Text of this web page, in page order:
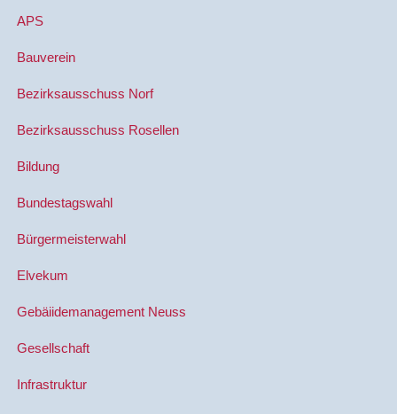
APS
Bauverein
Bezirksausschuss Norf
Bezirksausschuss Rosellen
Bildung
Bundestagswahl
Bürgermeisterwahl
Elvekum
Gebäiidemanagement Neuss
Gesellschaft
Infrastruktur